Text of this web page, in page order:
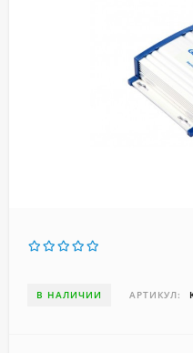
В НАЛИЧИИ АРТИКУЛ: